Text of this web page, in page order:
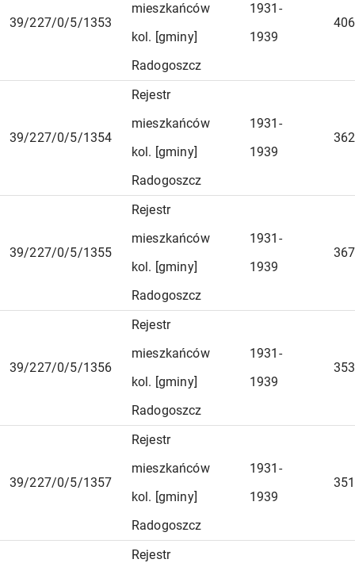
39/227/0/5/1353
mieszkańców
kol. [gminy]
Radogoszcz
1931-
1939
406
39/227/0/5/1354
Rejestr
mieszkańców
kol. [gminy]
Radogoszcz
1931-
1939
362
39/227/0/5/1355
Rejestr
mieszkańców
kol. [gminy]
Radogoszcz
1931-
1939
367
39/227/0/5/1356
Rejestr
mieszkańców
kol. [gminy]
Radogoszcz
1931-
1939
353
39/227/0/5/1357
Rejestr
mieszkańców
kol. [gminy]
Radogoszcz
1931-
1939
351
Rejestr